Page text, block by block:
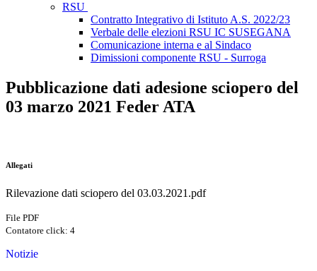
RSU
Contratto Integrativo di Istituto A.S. 2022/23
Verbale delle elezioni RSU IC SUSEGANA
Comunicazione interna e al Sindaco
Dimissioni componente RSU - Surroga
Pubblicazione dati adesione sciopero del
03 marzo 2021 Feder ATA
Allegati
Rilevazione dati sciopero del 03.03.2021.pdf
File PDF
Contatore click: 4
Notizie